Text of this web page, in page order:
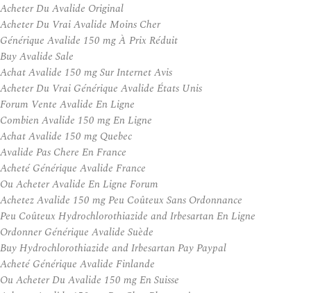
Acheter Du Avalide Original
Acheter Du Vrai Avalide Moins Cher
Générique Avalide 150 mg À Prix Réduit
Buy Avalide Sale
Achat Avalide 150 mg Sur Internet Avis
Acheter Du Vrai Générique Avalide États Unis
Forum Vente Avalide En Ligne
Combien Avalide 150 mg En Ligne
Achat Avalide 150 mg Quebec
Avalide Pas Chere En France
Acheté Générique Avalide France
Ou Acheter Avalide En Ligne Forum
Achetez Avalide 150 mg Peu Coûteux Sans Ordonnance
Peu Coûteux Hydrochlorothiazide and Irbesartan En Ligne
Ordonner Générique Avalide Suède
Buy Hydrochlorothiazide and Irbesartan Pay Paypal
Acheté Générique Avalide Finlande
Ou Acheter Du Avalide 150 mg En Suisse